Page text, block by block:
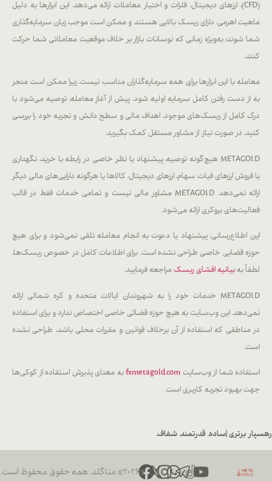
(CFD)، ارزهای دیجیتال، فلزات و اختیار معاملات ارائه می‌دهد. این ابزارها به دلیل
ماهیت اهرمی، دارای ریسک بالایی هستند و ممکن است موجب زیان سرمایه‌گذاری
شما شوند؛ به‌ویژه زمانی که نوسانات بازار بر خلاف موقعیت معاملاتی شما حرکت
کنند.
معامله با این ابزارها برای همه سرمایه‌گذاران مناسب نیست، زیرا ممکن است منجر
به از دست رفتن کامل سرمایه اولیه شود. پیش از آغاز معامله، توصیه می‌شود با
درک کامل از ریسک‌های موجود، اهداف مالی و سطح دانش و تجربه خود را بررسی
کنید. در صورت نیاز، از مشاور مستقل کمک بگیرید.
METAGOLD هیچ‌گونه توصیه، پیشنهاد یا نظر خاصی در رابطه با خرید، نگهداری
یا فروش ارزهای فیات، سهام، ارزهای دیجیتال، کالاها یا هرگونه دارایی‌های مالی دیگر
ارائه نمی‌دهد. METAGOLD مشاور مالی نیست و تمامی خدمات فقط در قالب
فعالیت‌های بروکری ارائه می‌شود.
این اطلاع‌رسانی، پیشنهاد یا دعوت به انجام معامله تلقی نمی‌شود و برای هیچ
حوزه قضایی خاصی طراحی نشده است. برای اطلاعات کامل در خصوص ریسک‌ها،
لطفاً بهبیانیه افشای ریسک مراجعه فرمایید.
METAGOLD خدمات خود را به شهروندان ایالات متحده و کره شمالی ارائه
نمی‌دهد. این وب‌سایت به هیچ حوزه قضائی خاصی اختصاص ندارد و برای استفاده
در مناطقی که استفاده از آن برخلاف قوانین و مقررات محلی باشد، طراحی نشده
است.
استفاده شما از وب‌سایت fxmetagold.comبه معنای پذیرش استفاده از کوکی‌ها
جهت بهبود تجربه کاربری است.
رهسپار برتری |ساده. قدرتمند. شفاف.
«۲۰۲۶» متاگلد. همه حقوق محفوظ است.